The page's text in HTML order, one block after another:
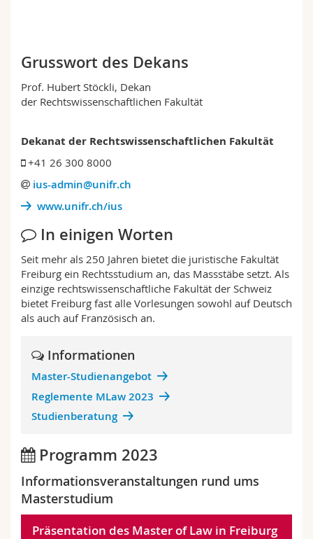
MyUnifr
Grusswort des Dekans
Prof. Hubert Stöckli, Dekan
der Rechtswissenschaftlichen Fakultät
Dekanat der Rechtswissenschaftlichen Fakultät
+41 26 300 8000
ius-admin@unifr.ch
www.unifr.ch/ius
In einigen Worten
Seit mehr als 250 Jahren bietet die juristische Fakultät
Freiburg ein Rechtsstudium an, das Massstäbe setzt. Als
einzige rechtswissenschaftliche Fakultät der Schweiz
bietet Freiburg fast alle Vorlesungen sowohl auf Deutsch
als auch auf Französisch an.
Informationen
Master-Studienangebot
Reglemente MLaw 2023
Studienberatung
Programm 2023
Informationsveranstaltungen rund ums
Masterstudium
Präsentation des Master of Law in Freiburg